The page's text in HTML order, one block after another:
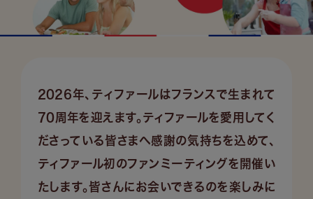
2026年、ティファールはフランスで生まれて
70周年を迎えます。ティファールを愛用してく
ださっている皆さまへ感謝の気持ちを込めて、
ティファール初のファンミーティングを開催い
たします。皆さんにお会いできるのを楽しみに